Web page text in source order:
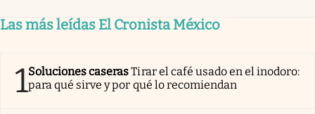
Las más leídas El Cronista México
1Soluciones caserasTirar el café usado en el inodoro:
para qué sirve y por qué lo recomiendan